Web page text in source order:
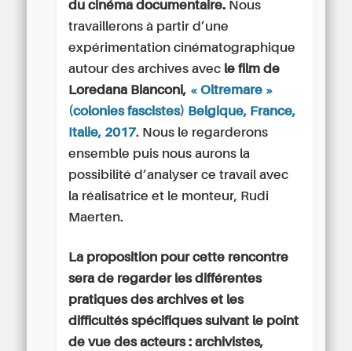
du cinéma documentaire. Nous
travaillerons à partir d’une
expérimentation cinématographique
autour des archives avec le film de
Loredana Bianconi, « Oltremare »
(colonies fascistes) Belgique, France,
Italie, 2017. Nous le regarderons
ensemble puis nous aurons la
possibilité d’analyser ce travail avec
la réalisatrice et le monteur, Rudi
Maerten.
La proposition pour cette rencontre
sera de regarder les différentes
pratiques des archives et les
difficultés spécifiques suivant le point
de vue des acteurs : archivistes,